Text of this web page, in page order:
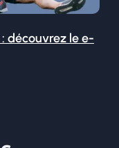
découvrez le e-